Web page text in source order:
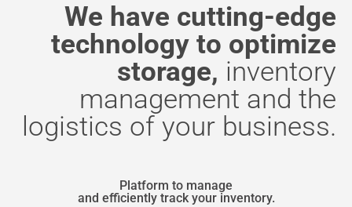
We have cutting-edge
technology to optimize
storage, inventory
management and the
logistics of your business.
Platform to manage
and efficiently track your inventory.